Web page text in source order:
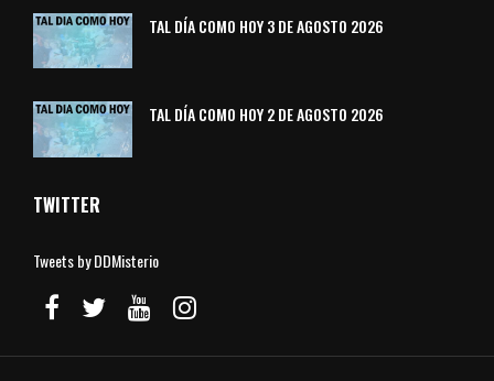
TAL DÍA COMO HOY 3 DE AGOSTO 2026
TAL DÍA COMO HOY 2 DE AGOSTO 2026
TWITTER
Tweets by DDMisterio